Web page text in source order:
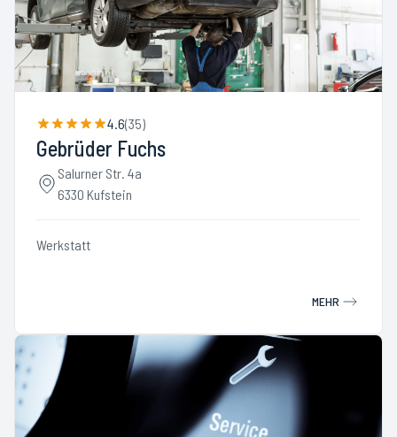
4.6(35)
Gebrüder Fuchs
Salurner Str. 4a
6330 Kufstein
Werkstatt
MEHR